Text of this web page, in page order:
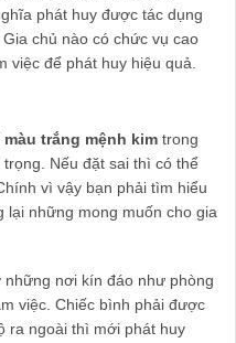
phát huy được tác dụng
chủ nào có chức vụ cao
việc để phát huy hiệu quả.
trắng mệnh kim trong
Nếu đặt sai thì có thể
vì vậy bạn phải tìm hiểu
lại những mong muốn cho gia
nơi kín đáo như phòng
việc. Chiếc bình phải được
ra ngoài thì mới phát huy